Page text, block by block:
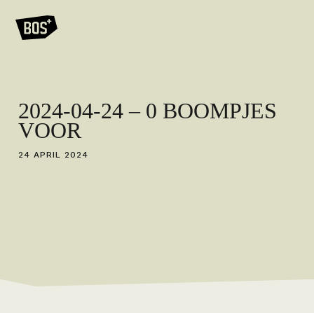
2024-04-24 – 0 BOOMPJES
VOOR
24 APRIL 2024